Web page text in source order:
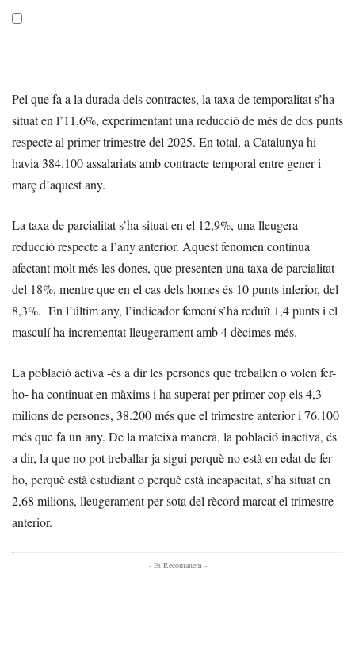
Pel que fa a la durada dels contractes, la taxa de temporalitat s’ha
situat en l’11,6%, experimentant una reducció de més de dos punts
respecte al primer trimestre del 2025. En total, a Catalunya hi
havia 384.100 assalariats amb contracte temporal entre gener i
març d’aquest any.
La taxa de parcialitat s’ha situat en el 12,9%, una lleugera
reducció respecte a l’any anterior. Aquest fenomen continua
afectant molt més les dones, que presenten una taxa de parcialitat
del 18%, mentre que en el cas dels homes és 10 punts inferior, del
8,3%. En l’últim any, l’indicador femení s’ha reduït 1,4 punts i el
masculí ha incrementat lleugerament amb 4 dècimes més.
La població activa -és a dir les persones que treballen o volen fer-
ho- ha continuat en màxims i ha superat per primer cop els 4,3
milions de persones, 38.200 més que el trimestre anterior i 76.100
més que fa un any. De la mateixa manera, la població inactiva, és
a dir, la que no pot treballar ja sigui perquè no està en edat de fer-
ho, perquè està estudiant o perquè està incapacitat, s’ha situat en
2,68 milions, lleugerament per sota del rècord marcat el trimestre
anterior.
- Et Recomanem -